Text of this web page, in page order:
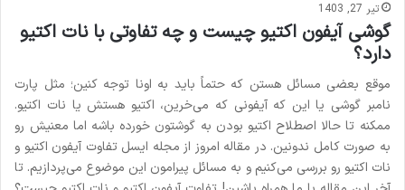
تیر 27, 1403
گوشی آیفون اکتیو چیست و چه تفاوتی با نات اکتیو
دارد؟
موقع بعضی مسائل هستن که حتماً باید به اونا توجه کنین؛ مثل پارت
نامبر گوشی یا این که آیفونی که می‌خرین، اکتیو هستش یا نات اکتیو.
ممکنه تا حالا اصطلاح اکتیو بودن به گوشتون خورده باشه اما معنیش رو
به صورت کامل ندونین. در مقاله امروز از مجله ایسل تفاوت آیفون اکتیو و
نات اکتیو رو بررسی می‌کنیم و به مسائل پیرامون این موضوع می‌پردازیم. تا